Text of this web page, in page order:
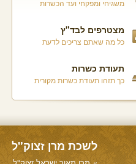
משגיחי ומפקחי ועד הכשרות
מצטרפים לבד"ץ
כל מה שאתם צריכים לדעת
תעודת כשרות
כך תזהו תעודת כשרות מקורית
לשכת מרן זצוק"ל